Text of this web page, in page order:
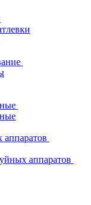
аппаратов
аппаратов